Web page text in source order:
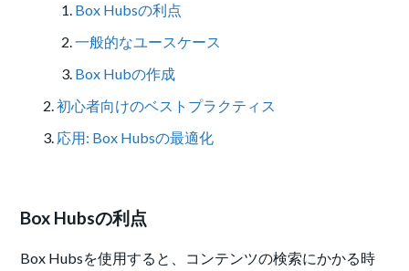
Box Hubsの利点
一般的なユースケース
Box Hubの作成
初心者向けのベストプラクティス
応用: Box Hubsの最適化
Box Hubsの利点
Box Hubsを使用すると、コンテンツの検索にかかる時